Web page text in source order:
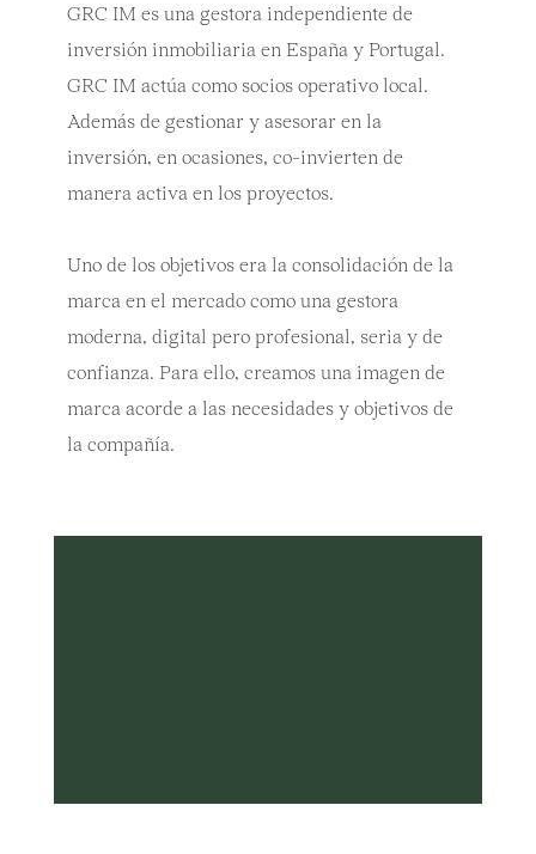
GRC IM es una gestora independiente de
inversión inmobiliaria en España y Portugal.
GRC IM actúa como socios operativo local.
Además de gestionar y asesorar en la
inversión, en ocasiones, co-invierten de
manera activa en los proyectos.
Uno de los objetivos era la consolidación de la
marca en el mercado como una gestora
moderna, digital pero profesional, seria y de
confianza. Para ello, creamos una imagen de
marca acorde a las necesidades y objetivos de
la compañía.